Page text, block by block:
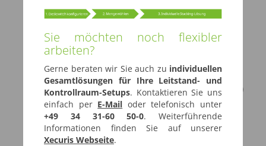
USB-Kabelset für 1 Deskswitch (1 m) [+36,00 €]
Sie möchten noch flexibler
arbeiten?
Gerne beraten wir Sie auch zu individuellen
Gesamtlösungen für Ihre Leitstand- und
Kontrollraum-Setups. Kontaktieren Sie uns
einfach per E-Mail oder telefonisch unter
+49 34 31-60 50-0. Weiterführende
Informationen finden Sie auf unserer
Xecuris Webseite.